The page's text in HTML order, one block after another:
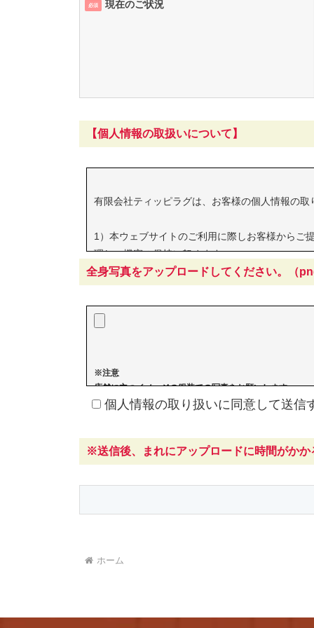
必須 現在のご状況
【個人情報の取扱いについて】
有限会社ティッピラグは、お客様の個人情報の
1）本ウェブサイトのご利用に際しお客様からご
理し、機密の保持に努めます。
2）取得した個人情報は、応募者の同意なく第三
3）選考の結果、不採用となった場合、当社の責
4）当サイトのご利用に際して、回答必須項目と
絡等のサービスを提供できません。あらかじめご
【個人情報に関するお問い合わせ先】
メール：info@flamingo-online.jp
全身写真をアップロードしてください。（
※注意
店舗に立つイメージの服装での写真をお願いします。
個人情報の取り扱いに同意して送信
※送信後、まれにアップロードに時間がかか
ホーム